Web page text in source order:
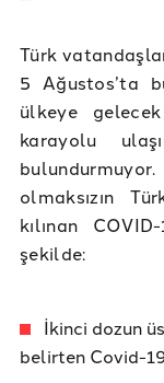
Türk
5 Ağustos’ta
ülkeye
karayolu
olmaksızın
kılınan
şekilde:
İkinci dozun
belirten Covid-